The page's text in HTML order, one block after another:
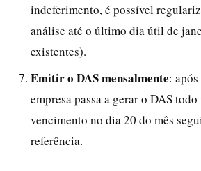
indeferimento, é possível
análise até o último dia útil de
existentes).
Emitir o DAS mensalmente:
empresa passa a gerar o DAS todo
vencimento no dia 20 do mês
referência.